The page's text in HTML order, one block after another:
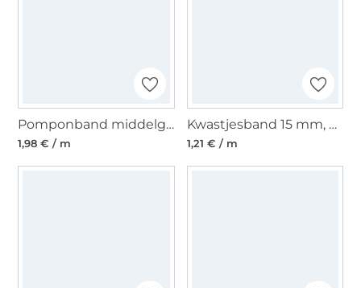
Pomponband middelgroot, 20 mm, fuchsia
1,98 € / m
Kwastjesband 15 mm, oudroze
1,21 € / m